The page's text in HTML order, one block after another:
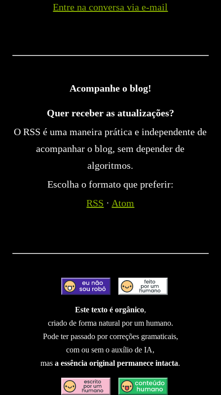
Entre na conversa via e-mail
Acompanhe o blog!
Quer receber as atualizações?
O RSS é uma maneira prática e independente de
acompanhar o blog, sem depender de
algoritmos.
Escolha o formato que preferir:
RSS · Atom
Este texto é orgânico,
criado de forma natural por um humano.
Pode ter passado por correções gramaticais,
com ou sem o auxílio de IA,
masa essência original permanece intacta.